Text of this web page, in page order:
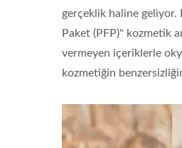
gerçeklik haline geliyor.
Paket (PFP)" kozmetik
vermeyen içeriklerle
kozmetiğin